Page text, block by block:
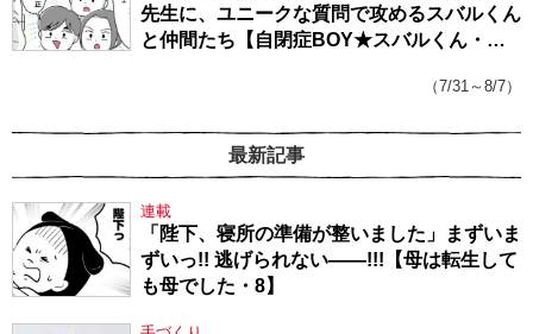
先生に、ユニークな質問で攻めるスバルくん
と仲間たち【自閉症BOY★スバルくん・
（7/31～8/7）
最新記事
連載
「陛下、寝所の準備が整いました」まずいま
ずいっ!! 逃げられない――!!!【母は転生して
も母でした・8】